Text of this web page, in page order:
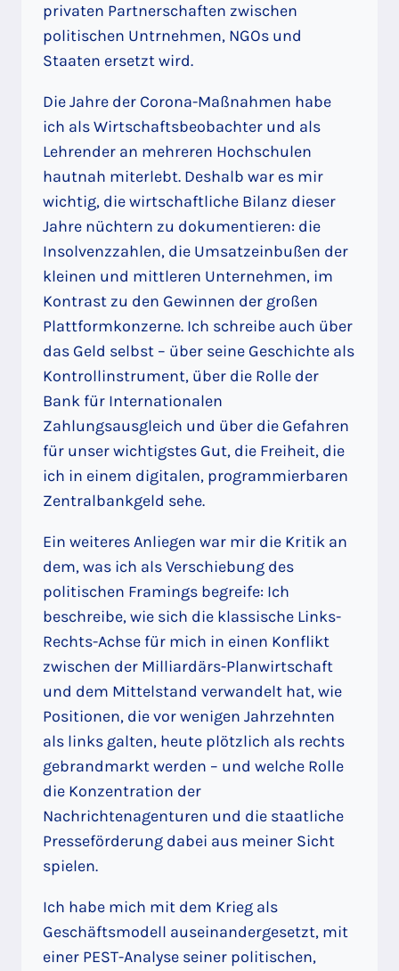
privaten Partnerschaften zwischen
politischen Untrnehmen, NGOs und
Staaten ersetzt wird.
Die Jahre der Corona-Maßnahmen habe
ich als Wirtschaftsbeobachter und als
Lehrender an mehreren Hochschulen
hautnah miterlebt. Deshalb war es mir
wichtig, die wirtschaftliche Bilanz dieser
Jahre nüchtern zu dokumentieren: die
Insolvenzzahlen, die Umsatzeinbußen der
kleinen und mittleren Unternehmen, im
Kontrast zu den Gewinnen der großen
Plattformkonzerne. Ich schreibe auch über
das Geld selbst – über seine Geschichte als
Kontrollinstrument, über die Rolle der
Bank für Internationalen
Zahlungsausgleich und über die Gefahren
für unser wichtigstes Gut, die Freiheit, die
ich in einem digitalen, programmierbaren
Zentralbankgeld sehe.
Ein weiteres Anliegen war mir die Kritik an
dem, was ich als Verschiebung des
politischen Framings begreife: Ich
beschreibe, wie sich die klassische Links-
Rechts-Achse für mich in einen Konflikt
zwischen der Milliardärs-Planwirtschaft
und dem Mittelstand verwandelt hat, wie
Positionen, die vor wenigen Jahrzehnten
als links galten, heute plötzlich als rechts
gebrandmarkt werden – und welche Rolle
die Konzentration der
Nachrichtenagenturen und die staatliche
Presseförderung dabei aus meiner Sicht
spielen.
Ich habe mich mit dem Krieg als
Geschäftsmodell auseinandergesetzt, mit
einer PEST-Analyse seiner politischen,